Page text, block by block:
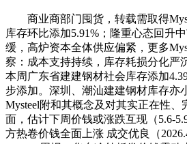
商业商部门囤货，转载需取得
库存环比添加5.91%；隆重心态回升
缓，高炉资本全体供应偏紧，更多
察：成本支持持续，库存耗损分化严
本周广东省建建钢材社会库存添加
步添加。深圳、潮汕建建钢材库存亦
Mysteel附和其概念及对其实正在性、
面，估计下周价钱或涨跌互现（5.6-
方热卷价钱全面上涨 成交优良（